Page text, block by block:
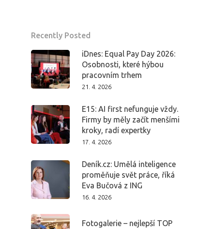
Recently Posted
iDnes: Equal Pay Day 2026:
Osobnosti, které hýbou
pracovním trhem
21. 4. 2026
E15: AI first nefunguje vždy.
Firmy by měly začít menšími
kroky, radí expertky
17. 4. 2026
Deník.cz: Umělá inteligence
proměňuje svět práce, říká
Eva Bučová z ING
16. 4. 2026
Fotogalerie – nejlepší TOP
Partneři